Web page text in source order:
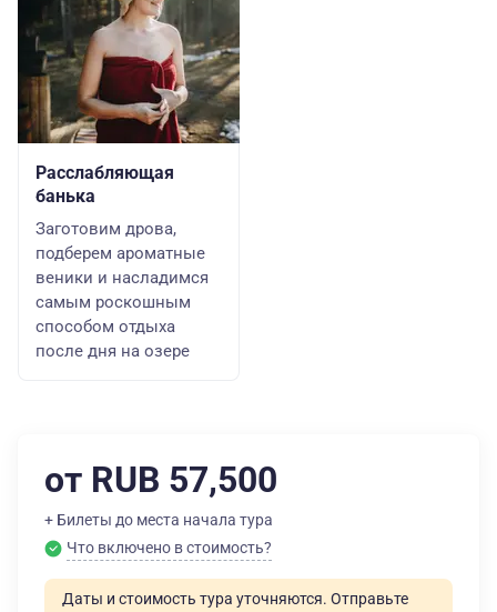
Расслабляющая
банька
Заготовим дрова,
подберем ароматные
веники и насладимся
самым роскошным
способом отдыха
после дня на озере
от RUB 57,500
+ Билеты до места начала тура
Что включено в стоимость?
Даты и стоимость тура уточняются. Отправьте